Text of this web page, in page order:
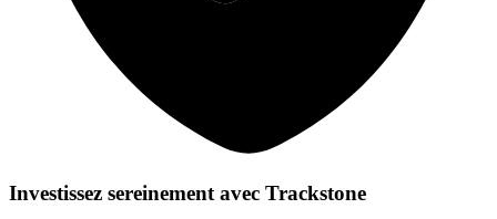
Investissez sereinement avec Trackstone